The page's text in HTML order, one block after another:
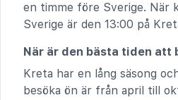
en timme före Sverige. När
Sverige är den 13:00 på
När är den bästa tiden att
Kreta har en lång säsong
besöka ön är från april till